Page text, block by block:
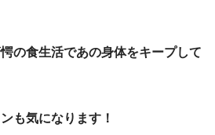
の食生活であの身体をキープして
も気になります！